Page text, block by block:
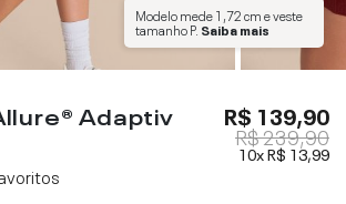
Modelo mede1,72 cme veste
tamanhoP. Saiba mais
Adaptiv R$ 139,90
R$ 239,90
10xR$ 13,99